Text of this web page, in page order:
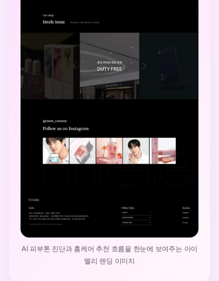
AI 피부톤 진단과 홈케어 추천 흐름을 한눈에 보여주는 아이
멜리 랜딩 이미지